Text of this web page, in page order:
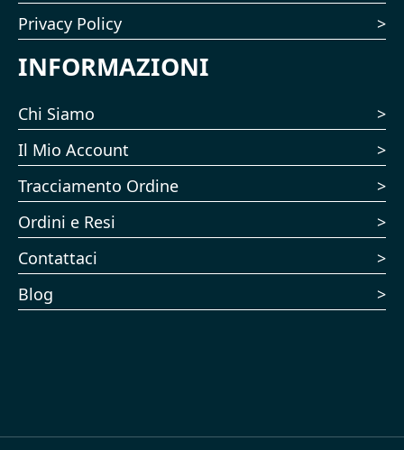
Privacy Policy
INFORMAZIONI
Chi Siamo
Il Mio Account
Tracciamento Ordine
Ordini e Resi
Contattaci
Blog